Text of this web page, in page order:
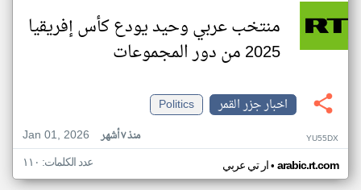
منتخب عربي وحيد يودع كأس إفريقيا
2025 من دور المجموعات
اخبار جزر القمر
Politics
Jan 01, 2026
منذ ٧ أشهر YU55DX
ار تي عربي• arabic.rt.com عدد الكلمات: ١١٠